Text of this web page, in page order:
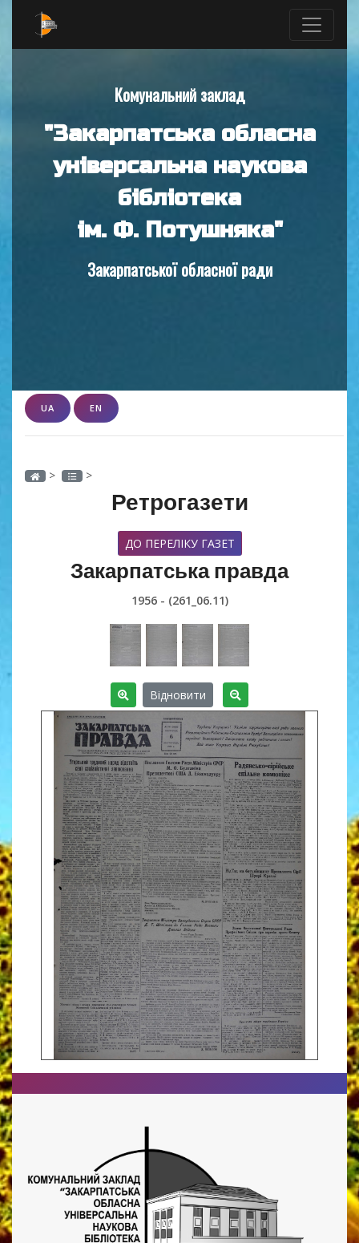
Комунальний заклад
"Закарпатська обласна
універсальна наукова
бібліотека
ім. Ф. Потушняка"
Закарпатської обласної ради
UA EN
> >
Ретрогазети
ДО ПЕРЕЛІКУ ГАЗЕТ
Закарпатська правда
1956 - (261_06.11)
Відновити